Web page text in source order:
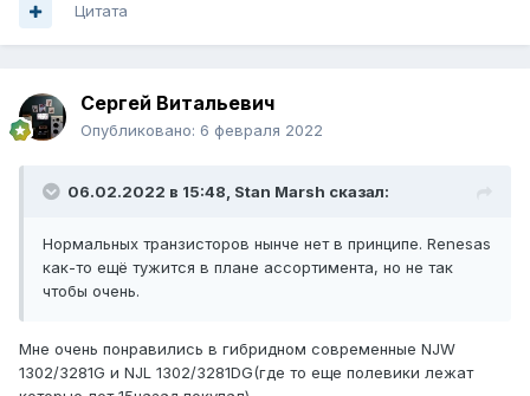
Цитата
Сергей Витальевич
Опубликовано: 6 февраля 2022
06.02.2022 в 15:48, Stan Marsh сказал:
Нормальных транзисторов нынче нет в принципе. Renesas
как-то ещё тужится в плане ассортимента, но не так
чтобы очень.
Мне очень понравились в гибридном современные NJW
1302/3281G и NJL 1302/3281DG(где то еще полевики лежат